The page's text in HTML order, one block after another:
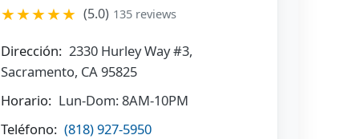
★★★★★ (5.0) 135 reviews
Dirección: 2330 Hurley Way #3,
Sacramento, CA 95825
Horario: Lun-Dom: 8AM-10PM
Teléfono: (818) 927-5950